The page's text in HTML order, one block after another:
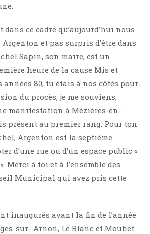
dans ce cadre qu’aujourd’hui nous
et pas surpris d’être dans
Sapin, son maire, est un
heure de la cause Mis et
années 80, tu étais à nos côtés pour
du procès, je me souviens,
manifestation à Mézières-en-
présent au premier rang. Pour ton
Argenton est la septième
d’une rue ou d’un espace public «
Merci à toi et à l’ensemble des
Municipal qui avez pris cette
inaugurés avant la fin de l’année
sur- Arnon, Le Blanc et Mouhet.